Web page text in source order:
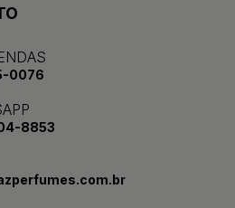
0076
8853